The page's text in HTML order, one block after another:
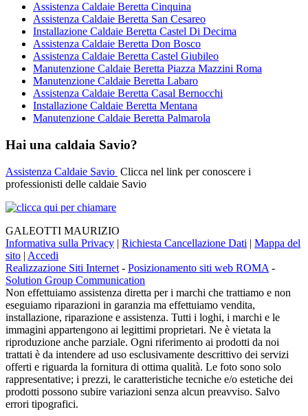
Assistenza Caldaie Beretta Cinquina
Assistenza Caldaie Beretta San Cesareo
Installazione Caldaie Beretta Castel Di Decima
Assistenza Caldaie Beretta Don Bosco
Assistenza Caldaie Beretta Castel Giubileo
Manutenzione Caldaie Beretta Piazza Mazzini Roma
Manutenzione Caldaie Beretta Labaro
Assistenza Caldaie Beretta Casal Bernocchi
Installazione Caldaie Beretta Mentana
Manutenzione Caldaie Beretta Palmarola
Hai una caldaia Savio?
Assistenza Caldaie Savio Clicca nel link per conoscere i
professionisti delle caldaie Savio
GALEOTTI MAURIZIO
Informativa sulla Privacy | Richiesta Cancellazione Dati | Mappa del
sito | Accedi
Realizzazione Siti Internet - Posizionamento siti web ROMA -
Solution Group Communication
Non effettuiamo assistenza diretta per i marchi che trattiamo e non
eseguiamo riparazioni in garanzia ma effettuiamo vendita,
installazione, riparazione e assistenza. Tutti i loghi, i marchi e le
immagini appartengono ai legittimi proprietari. Ne è vietata la
riproduzione anche parziale. Ogni riferimento ai prodotti da noi
trattati è da intendere ad uso esclusivamente descrittivo dei servizi
offerti e riguarda la fornitura di ottima qualità. Le foto sono solo
rappresentative; i prezzi, le caratteristiche tecniche e/o estetiche dei
prodotti possono subire variazioni senza alcun preavviso. Salvo
errori tipografici.